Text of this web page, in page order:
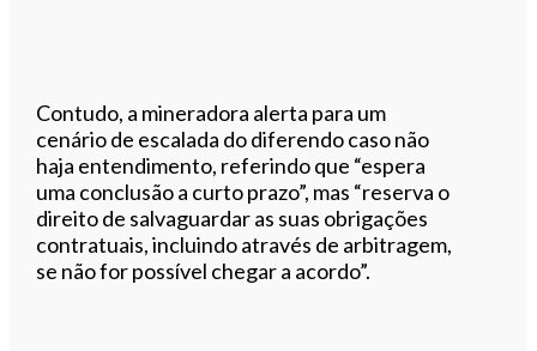
Contudo, a mineradora alerta para um
cenário de escalada do diferendo caso não
haja entendimento, referindo que “espera
uma conclusão a curto prazo”, mas “reserva o
direito de salvaguardar as suas obrigações
contratuais, incluindo através de arbitragem,
se não for possível chegar a acordo”.